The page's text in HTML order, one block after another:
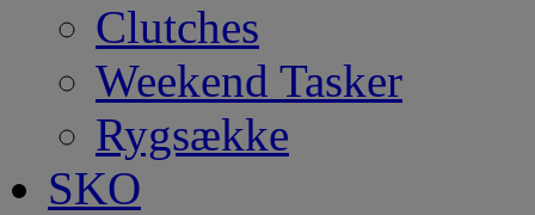
Clutches
Weekend Tasker
Rygsække
SKO